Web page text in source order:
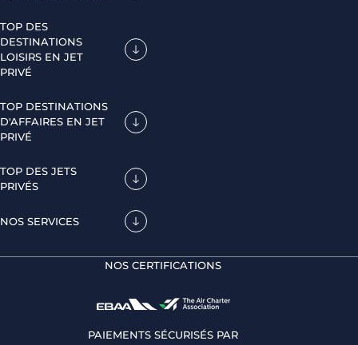
TOP DES
DESTINATIONS
LOISIRS EN JET
PRIVÉ
TOP DESTINATIONS
D'AFFAIRES EN JET
PRIVÉ
TOP DES JETS
PRIVÉS
NOS SERVICES
NOS CERTIFICATIONS
PAIEMENTS SÉCURISÉS PAR